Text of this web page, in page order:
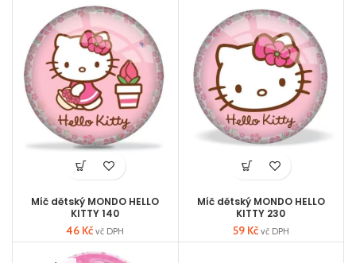
Míč dětský MONDO HELLO
KITTY 140
46 Kč vč DPH
Míč dětský MONDO HELLO
KITTY 230
59 Kč vč DPH